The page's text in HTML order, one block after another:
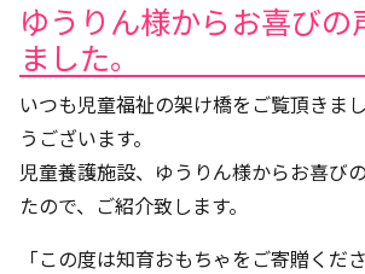
ゆうりん様からお喜びの
ました。
いつも児童福祉の架け橋をご覧頂きま
うございます。
児童養護施設、ゆうりん様からお喜び
たので、ご紹介致します。
「この度は知育おもちゃをご寄贈くだ